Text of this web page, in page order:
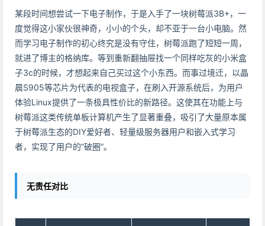
某段时间想尝试一下电子制作，于是入手了一块树莓派3B+，一
度觉得这小家伙很神奇，小小的个头，却不亚于一台小电脑。然
而学习电子制作的初心终究是没有守住，树莓派跑了短短一周，
就进了博主的格纳库。等到重新翻抽屉找一个同样吃灰的小米盒
子3c的时候，才想起来自己买过这个小东西。而事过境迁，以晶
晨S905等芯片为代表的电视盒子，在刷入开源系统后，为用户
体验Linux提供了一条极具性价比的新路径。这使其在功能上与
树莓派这类传统单板计算机产生了显著重叠，吸引了大量原本属
于树莓派生态的DIY爱好者、轻量级服务器用户和嵌入式学习
者，实现了用户的“破圈”。
无责任对比